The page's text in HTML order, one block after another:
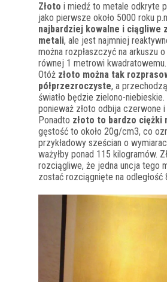
Złoto i miedź to metale odkryte
jako pierwsze około 5000 roku
najbardziej kowalne i ciągliwe
metali, ale jest najmniej
można rozpłaszczyć na arkuszu
równej 1 metrowi
Otóż złoto można tak
półprzezroczyste, a
światło będzie zielono-
ponieważ złoto odbija czerwone i
Ponadto złoto to bardzo ciężki
gęstość to około 20g/cm3, co
przykładowy sześcian o
ważyłby ponad 115 kilogramów.
rozciągliwe, że jedna uncja tego
zostać rozciągnięte na odległość